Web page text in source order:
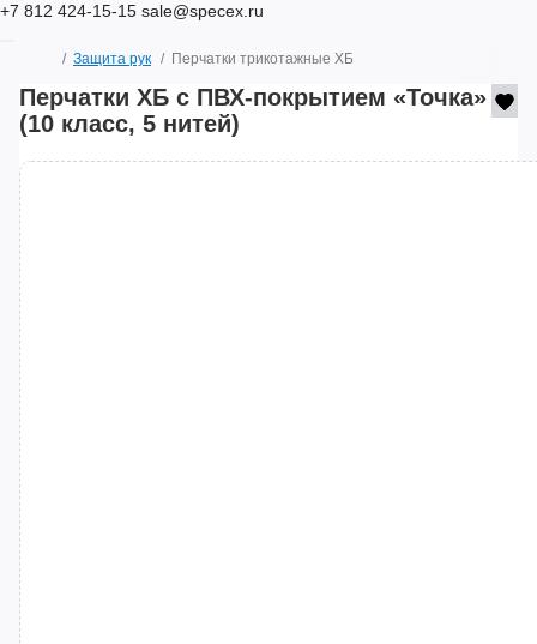
+7 812 424-15-15 sale@specex.ru
Защита рук Перчатки трикотажные ХБ
Перчатки ХБ с ПВХ-покрытием «Точка»
(10 класс, 5 нитей)